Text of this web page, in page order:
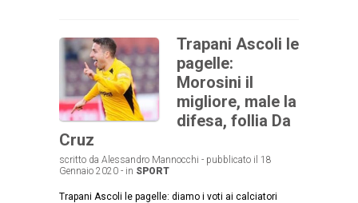
Trapani Ascoli le
pagelle:
Morosini il
migliore, male la
difesa, follia Da
Cruz
scritto da Alessandro Mannocchi - pubblicato il 18
Gennaio 2020 - in SPORT
Trapani Ascoli le pagelle: diamo i voti ai calciatori